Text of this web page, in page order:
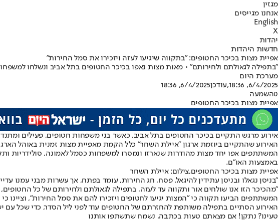
מגזין
אנחנו מגייסים
English
X
יהדות
חדשות היהדות
אפיית מצות בכיכר החטופים: "בתקווה שיגיעו לעזה ויזכירו את סמל החירות"
"בתפילה לגאולתם ולחירותם" • מאות מצות נאפו בכיכר החטופים בתל אביב ונשלחו
מערכת היום
6/4/2025, 18:36
,עודכן6/4/2025, 18:36
0השמעה
אפיית מצות בכיכר החטופים
אירוע מרגש התקיים בכיכר החטופים בתל אביב, כאשר בני משפחות חטופים, פעילים
האירוע שהתקיים ביוזמת ארגון "איילת השחר" כלל הקמת מאפיית מצות זמנית באוהל
המשתתפים אפו יחד מצות מהודרות שנארזו ונמסרו למשפחות כסמל לאמונה, סולידריות
באמצעות האו"ם.
אפיית מצות בכיכר החטופים,צילום: איילת השחר
"מהכיכר הזו אנו שולחים אור ותקווה עד לעזה, בתפילה לגאולתם ולחירותם של כל
המשתתפים הביעו תקווה כי "המצות יגיעו לחטופים ויזכירו להם את סמל החירות",
האירוע הסתיים בתפילה משותפת להחזרתם של החטופים עוד לפני ליל הסדר, כדי שכל עם
טעינו? נתקן! אם מצאתם טעות בכתבה, נשמח שתשתפו אותנו